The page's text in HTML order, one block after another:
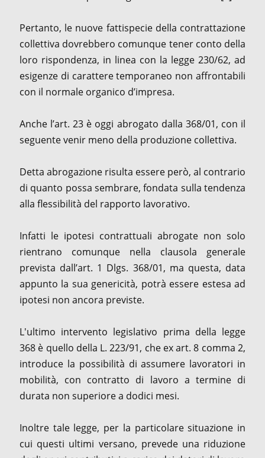
Pertanto, le nuove fattispecie della contrattazione
collettiva dovrebbero comunque tener conto della
loro rispondenza, in linea con la legge 230/62, ad
esigenze di carattere temporaneo non affrontabili
con il normale organico d’impresa.
Anche l’art. 23 è oggi abrogato dalla 368/01, con il
seguente venir meno della produzione collettiva.
Detta abrogazione risulta essere però, al contrario
di quanto possa sembrare, fondata sulla tendenza
alla flessibilità del rapporto lavorativo.
Infatti le ipotesi contrattuali abrogate non solo
rientrano comunque nella clausola generale
prevista dall’art. 1 Dlgs. 368/01, ma questa, data
appunto la sua genericità, potrà essere estesa ad
ipotesi non ancora previste.
L'ultimo intervento legislativo prima della legge
368 è quello della L. 223/91, che ex art. 8 comma 2,
introduce la possibilità di assumere lavoratori in
mobilità, con contratto di lavoro a termine di
durata non superiore a dodici mesi.
Inoltre tale legge, per la particolare situazione in
cui questi ultimi versano, prevede una riduzione